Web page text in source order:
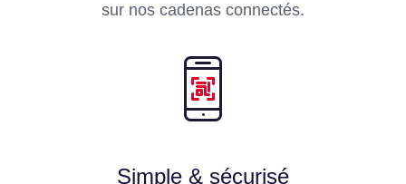
sur nos cadenas connectés.
Simple & sécurisé